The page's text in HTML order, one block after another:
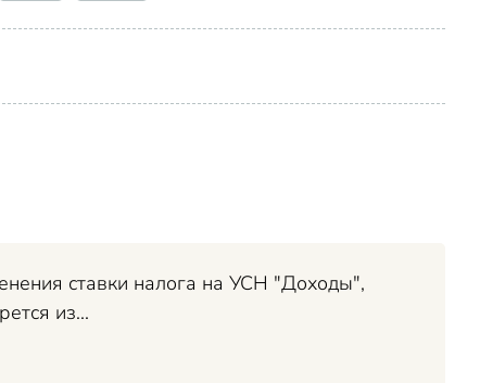
ставки налога на УСН "Доходы",
из...